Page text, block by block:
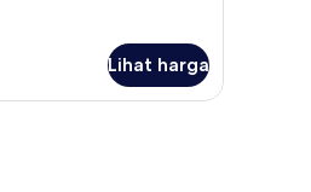
Lihat harga